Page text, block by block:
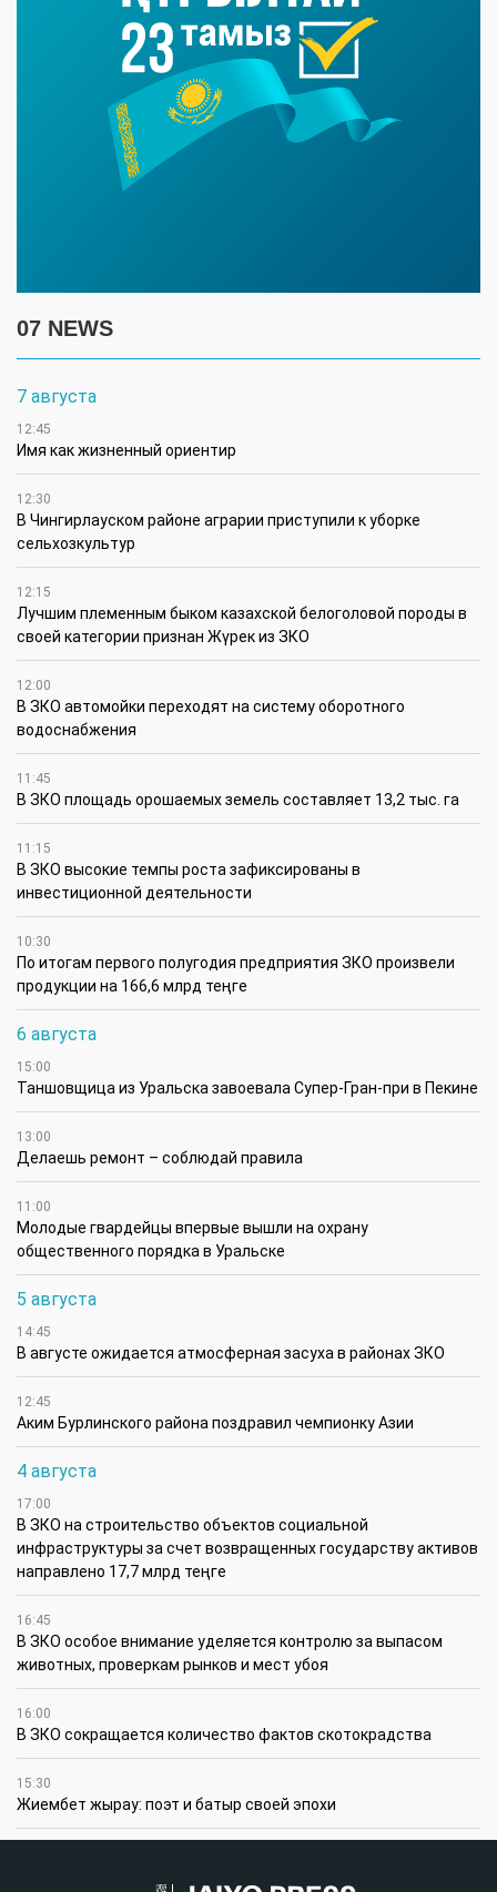
07 NEWS
7 августа
12:45
Имя как жизненный ориентир
12:30
В Чингирлауском районе аграрии приступили к уборке
сельхозкультур
12:15
Лучшим племенным быком казахской белоголовой породы в
своей категории признан Жүрек из ЗКО
12:00
В ЗКО автомойки переходят на систему оборотного
водоснабжения
11:45
В ЗКО площадь орошаемых земель составляет 13,2 тыс. га
11:15
В ЗКО высокие темпы роста зафиксированы в
инвестиционной деятельности
10:30
По итогам первого полугодия предприятия ЗКО произвели
продукции на 166,6 млрд теңге
6 августа
15:00
Таншовщица из Уральска завоевала Супер-Гран-при в Пекине
13:00
Делаешь ремонт – соблюдай правила
11:00
Молодые гвардейцы впервые вышли на охрану
общественного порядка в Уральске
5 августа
14:45
В августе ожидается атмосферная засуха в районах ЗКО
12:45
Аким Бурлинского района поздравил чемпионку Азии
4 августа
17:00
В ЗКО на строительство объектов социальной
инфраструктуры за счет возвращенных государству активов
направлено 17,7 млрд теңге
16:45
В ЗКО особое внимание уделяется контролю за выпасом
животных, проверкам рынков и мест убоя
16:00
В ЗКО сокращается количество фактов скотокрадства
15:30
Жиембет жырау: поэт и батыр своей эпохи